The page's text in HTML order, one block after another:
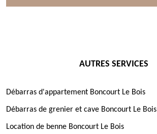
AUTRES SERVICES
Débarras d'appartement Boncourt Le Bois
Débarras de grenier et cave Boncourt Le Bois
Location de benne Boncourt Le Bois